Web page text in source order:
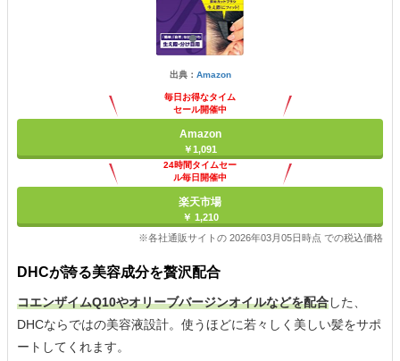
出典： Amazon
毎日お得なタイム
セール開催中
Amazon
￥1,091
24時間タイムセー
ル毎日開催中
楽天市場
￥ 1,210
※各社通販サイトの 2026年03月05日時点 での税込価格
DHCが誇る美容成分を贅沢配合
コエンザイムQ10やオリーブバージンオイルなどを配合した、
DHCならではの美容液設計。使うほどに若々しく美しい髪をサポ
ートしてくれます。